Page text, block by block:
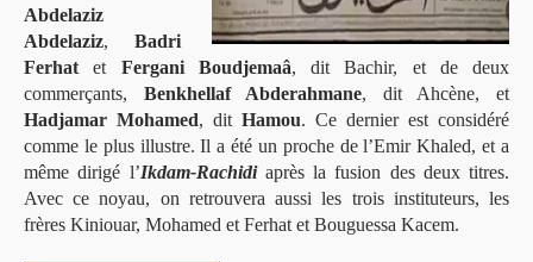
Abdelaziz
Abdelaziz, Badri
Ferhat et Fergani Boudjemaâ, dit Bachir, et de deux
commerçants, Benkhellaf Abderahmane, dit Ahcène, et
Hadjamar Mohamed, dit Hamou. Ce dernier est considéré
comme le plus illustre. Il a été un proche de l’Emir Khaled, et a
même dirigé l’Ikdam-Rachidiaprès la fusion des deux titres.
Avec ce noyau, on retrouvera aussi les trois instituteurs, les
frères Kiniouar, Mohamed et Ferhat et Bouguessa Kacem.